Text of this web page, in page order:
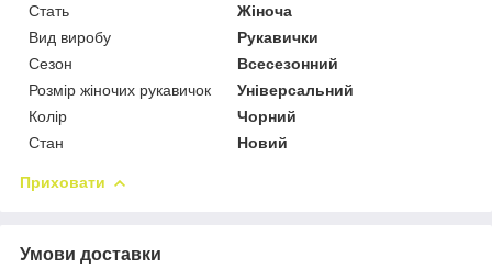
Стать
Жіноча
Вид виробу
Рукавички
Сезон
Всесезонний
Розмір жіночих рукавичок
Універсальний
Колір
Чорний
Стан
Новий
Приховати
Умови доставки